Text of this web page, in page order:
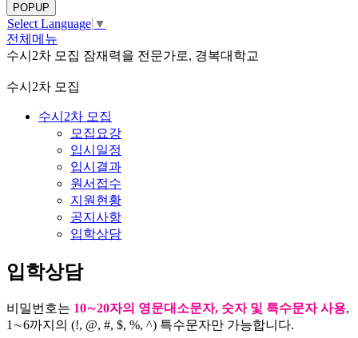
POPUP
Select Language ▼
전체메뉴
수시2차 모집 잠재력을 전문가로, 경복대학교
수시2차 모집
수시2차 모집
모집요강
입시일정
입시결과
원서접수
지원현황
공지사항
입학상담
입학상담
비밀번호는 10∼20자의 영문대소문자, 숫자 및 특수문자 사용,
1∼6까지의 (!, @, #, $, %, ^) 특수문자만 가능합니다.